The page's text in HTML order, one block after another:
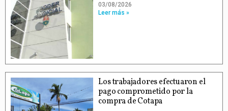
03/08/2026
Leer más »
Los trabajadores efectuaron el
pago comprometido por la
compra de Cotapa